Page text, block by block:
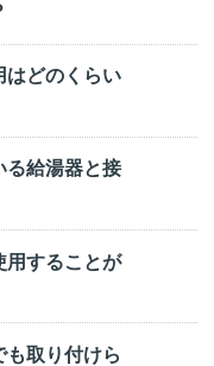
はどのくらい
る給湯器と接
用することが
取り付けら